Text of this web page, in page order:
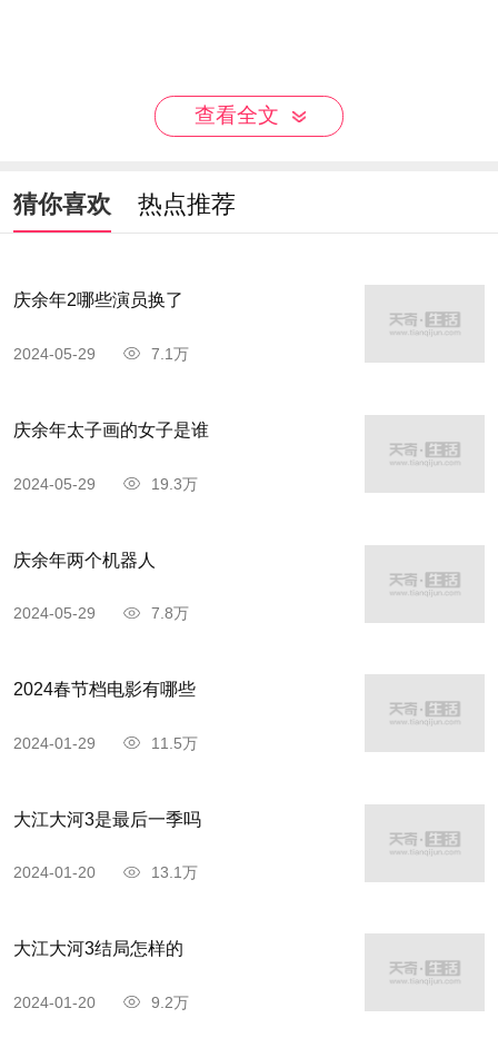
查看全文
猜你喜欢 热点推荐
庆余年2哪些演员换了
2024-05-29 7.1万
庆余年太子画的女子是谁
2024-05-29 19.3万
庆余年两个机器人
2024-05-29 7.8万
2024春节档电影有哪些
2024-01-29 11.5万
大江大河3是最后一季吗
2024-01-20 13.1万
大江大河3结局怎样的
2024-01-20 9.2万